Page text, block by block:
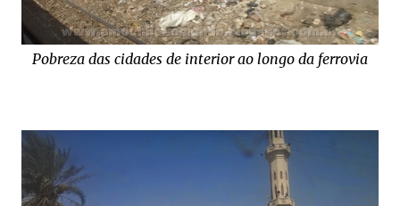
Pobreza das cidades de interior ao longo da ferrovia